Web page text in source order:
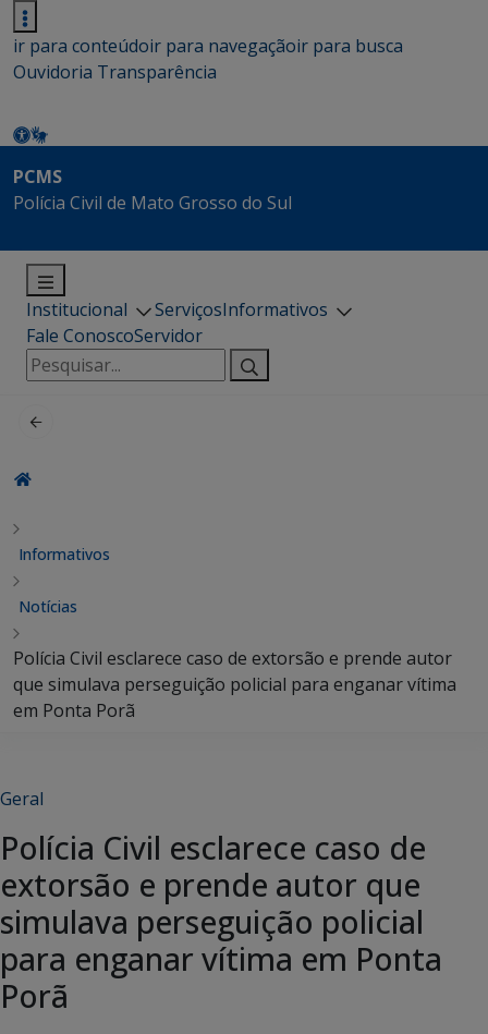
ir para conteúdoir para navegaçãoir para busca
Ouvidoria Transparência
PCMS
Polícia Civil de Mato Grosso do Sul
Institucional ServiçosInformativos
Fale ConoscoServidor
Pesquisar
por:
Informativos
Notícias
Polícia Civil esclarece caso de extorsão e prende autor
que simulava perseguição policial para enganar vítima
em Ponta Porã
Geral
Polícia Civil esclarece caso de
extorsão e prende autor que
simulava perseguição policial
para enganar vítima em Ponta
Porã